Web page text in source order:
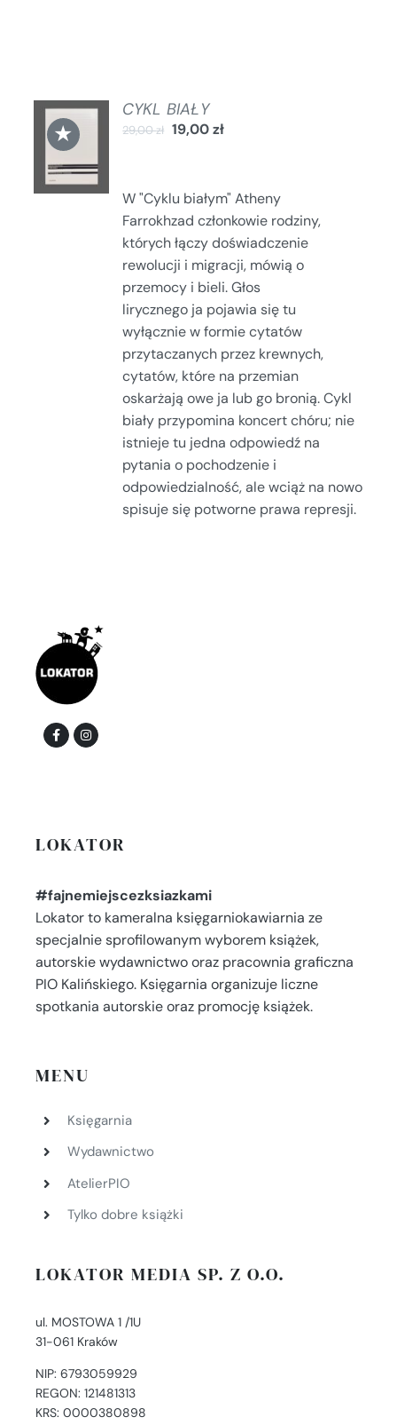
★
DODAJ
DO
KOSZYKA
/
SZCZEGÓŁY
CYKL BIAŁY
29,00zł 19,00zł
W "Cyklu białym" Atheny
Farrokhzad członkowie rodziny,
których łączy doświadczenie
rewolucji i migracji, mówią o
przemocy i bieli. Głos
lirycznego ja pojawia się tu
wyłącznie w formie cytatów
przytaczanych przez krewnych,
cytatów, które na przemian
oskarżają owe ja lub go bronią. Cykl
biały przypomina koncert chóru; nie
istnieje tu jedna odpowiedź na
pytania o pochodzenie i
odpowiedzialność, ale wciąż na nowo
spisuje się potworne prawa represji.
LOKATOR
#fajnemiejscezksiazkami
Lokator to kameralna księgarniokawiarnia ze
specjalnie sprofilowanym wyborem książek,
autorskie wydawnictwo oraz pracownia graficzna
PIO Kalińskiego. Księgarnia organizuje liczne
spotkania autorskie oraz promocję książek.
MENU
Księgarnia
Wydawnictwo
AtelierPIO
Tylko dobre książki
LOKATOR MEDIA SP. Z O.O.
ul. MOSTOWA 1 /1U
31-061 Kraków
NIP: 6793059929
REGON: 121481313
KRS: 0000380898